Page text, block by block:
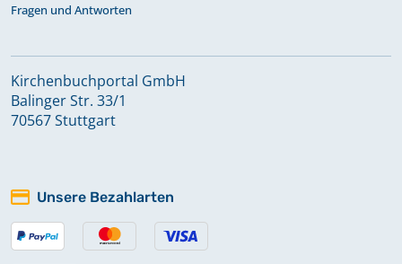
Fragen und Antworten
Kirchenbuchportal GmbH
Balinger Str. 33/1
70567 Stuttgart
Unsere Bezahlarten